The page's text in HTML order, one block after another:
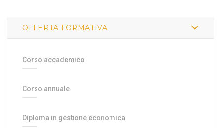
OFFERTA FORMATIVA
Corso accademico
Corso annuale
Diploma in gestione economica